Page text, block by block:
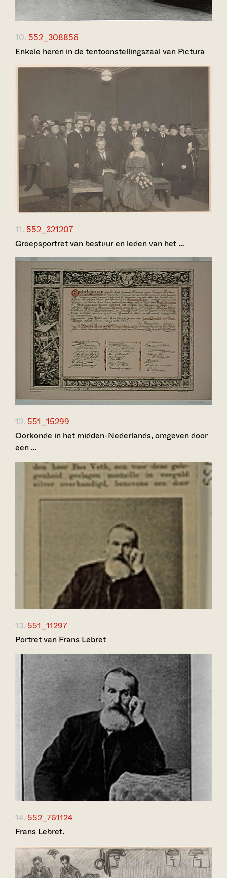
10. 552_308856
Enkele heren in de tentoonstellingszaal van Pictura
11. 552_321207
Groepsportret van bestuur en leden van het …
12. 551_15299
Oorkonde in het midden-Nederlands, omgeven door
een …
13. 551_11297
Portret van Frans Lebret
14. 552_761124
Frans Lebret.